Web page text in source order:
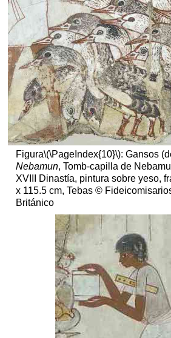
Figura\(\PageIndex{10}\): Gansos
Nebamun, Tomb-capilla de
XVIII Dinastía, pintura sobre yeso,
x 115.5 cm, Tebas ©
Británico